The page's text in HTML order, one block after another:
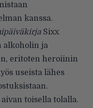
kanssa.
Sixx
alkoholin ja
eritoten heroiinin
useista lähes
toisella tolalla.